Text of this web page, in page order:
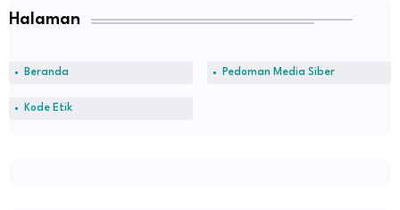
Halaman
Beranda Pedoman Media Siber
Kode Etik